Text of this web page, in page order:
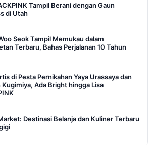
Tampil Berani dengan Gaun
di Utah
Seok Tampil Memukau dalam
Terbaru, Bahas Perjalanan 10 Tahun
di Pesta Pernikahan Yaya Urassaya dan
Kugimiya, Ada Bright hingga Lisa
Destinasi Belanja dan Kuliner Terbaru